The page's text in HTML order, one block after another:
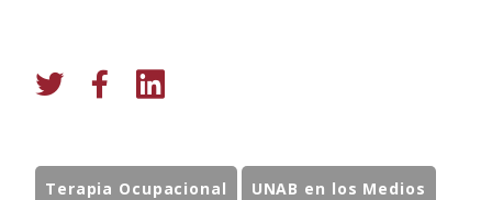
Terapia Ocupacional UNAB en los Medios